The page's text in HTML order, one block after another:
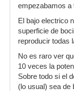
empezabamos a
El bajo electrico
superficie de
reproducir todas
No es raro ver
10 veces la
Sobre todo si el
(lo usual) sea de